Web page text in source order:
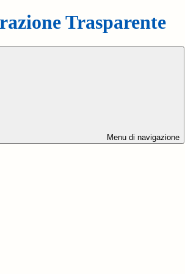
Trasparente
Menu di navigazione